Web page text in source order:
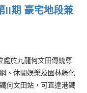
II期 豪宅地段兼
處於九龍何文田傳統尊
、休閒娛樂及園林綠化
何文田站，可直達港鐵